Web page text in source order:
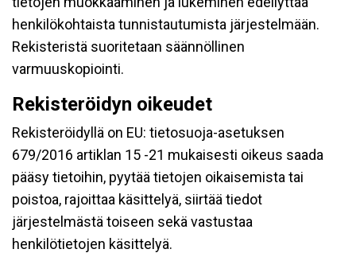
henkilökohtaista tunnistautumista järjestelmään.
Rekisteristä suoritetaan säännöllinen
varmuuskopiointi.
Rekisteröidyn oikeudet
Rekisteröidyllä on EU: tietosuoja-asetuksen
679/2016 artiklan 15 -21 mukaisesti oikeus saada
pääsy tietoihin, pyytää tietojen oikaisemista tai
poistoa, rajoittaa käsittelyä, siirtää tiedot
järjestelmästä toiseen sekä vastustaa
henkilötietojen käsittelyä.